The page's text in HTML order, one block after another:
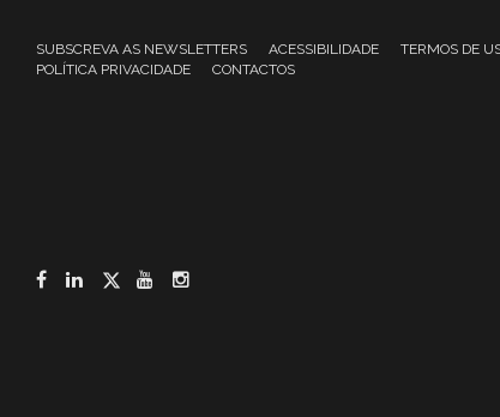
SUBSCREVA AS NEWSLETTERS ACESSIBILIDADE TERMOS DE
POLÍTICA PRIVACIDADE
CONTACTOS
Facebook
LinkedIn
Twitter
YouTube